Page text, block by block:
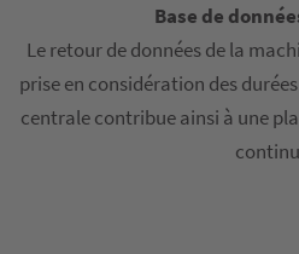
Base de
Le retour de données de la
prise en considération des
centrale contribue ainsi à une